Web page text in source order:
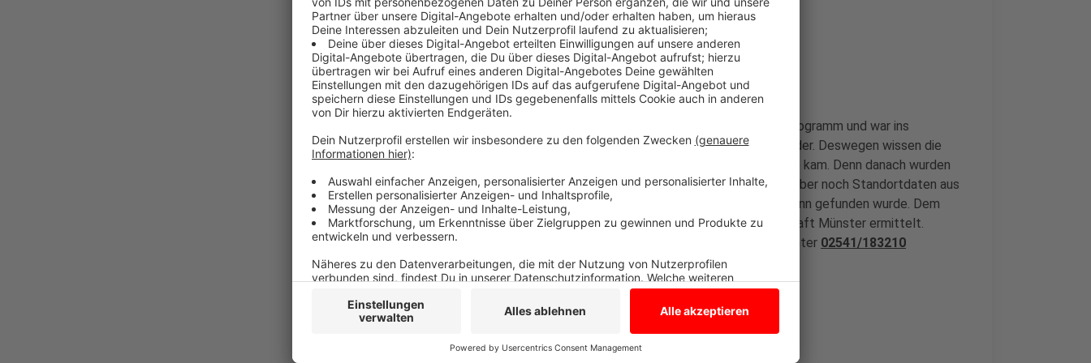
Hinweise
Anzeige
Der Seeadler stammte aus einem französischen Auswilderungsprogramm und war ins
Naturschutzgebiet Letter Bruch eingewandert. Er trug einen Sender. Deswegen wissen die
Behörden, dass der seltene Greifvogel bereits am 1. April zu Tode kam. Denn danach wurden
keine Vitaldaten mehr übermittelt. Es gingen einige Tage später aber noch Standortdaten aus
Reken und später aus der Nähe von Lembeck ein, wo der Adler dann gefunden wurde. Dem
oder den Tätern drohen bis zu 5 Jahre Haft. Die Staatsanwaltschaft Münster ermittelt.
Hinweise nimmt die Untere Jagdbehörde des Kreises Coesfeld unter 02541/183210
entgegen.